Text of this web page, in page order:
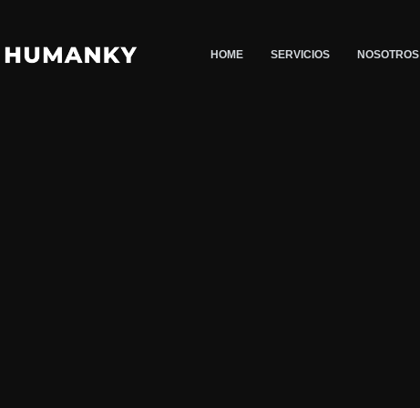
contenido
HOME SERVICIOS NOSOTROS